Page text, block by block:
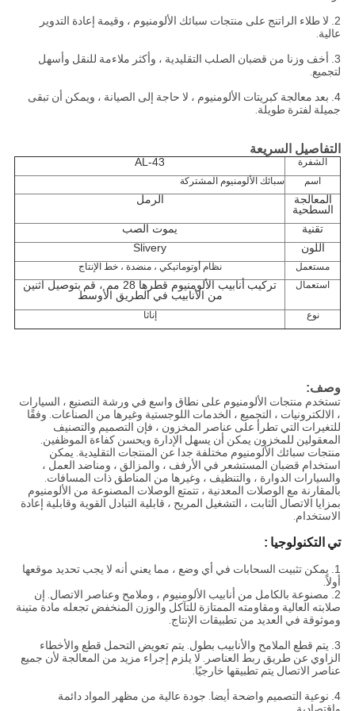
2. لا طلاء الراتنج على منتجات سبائك الألومنيوم ، وقيمة إعادة التدوير
عالية.
3. أخف وزنا من قضبان الصلب التقليدية ، وأكثر ملاءمة للنقل وأسهل
لتجميع.
4. بعد معالجة كبريتات الألومنيوم ، لا حاجة إلى الصيانة ، ويمكن أن تبقى
جميلة لفترة طويلة.
التفاصيل السريعة
الشفرة AL-43
اسم سبائك الألومنيوم المشتركة
المعالجة
السطحية
الرمل
تقنية
يموت الصب
اللون
Slivery
مستعمل
نظام أوتوماتيكي ، منضدة ، خط الإنتاج
استعمال
تركيب أنابيب الألومنيوم قطرها 28 مم ، قم
بتوصيل اثنين
من الأنابيب في الطريق الأوسط
نوع إناثا
وصف:
تستخدم منتجات الألومنيوم على نطاق واسع في ورشة التصنيع ، السيارات
، الالكترونيات ، التجميع ، الخدمات اللوجستية وغيرها من الصناعات. وفقًا
للتغيرات التي تطرأ على عناصر المخزون ، فإن التصميم والتصنيف
المعقولين للمخزون يمكن أن يسهل الإدارة ويحسن كفاءة الموظفين.
منتجات سبائك الألومنيوم مختلفة جدا عن المنتجات التقليدية. يمكن
استخدام قضبان المستشعر في الأرفف ، والمزالق ، ومناضد العمل ،
والسيارات الدوارة ، والتنظيف ، وغيرها من المناطق ذات المسافات.
بالمقارنة مع الوصلات المعدنية ، تتمتع الوصلات المصنوعة من الألومنيوم
بمزايا الاتصال الثابت ، التشغيل المريح ، قابلية التبادل القوية وقابلية إعادة
الاستخدام.
تي التكنولوجيا :
1. يمكن تثبيت السحابات في أي وضع ، مما يعني أنه لا يجب تحديد موقعها
أولاً.
2. مصنوعة بالكامل من أنابيب الألومنيوم ، وملامح وعناصر الاتصال. إن
صلابته العالية ومقاومته الممتازة للتآكل والوزن المنخفض تجعله مادة متينة
وموثوقة في العديد من تطبيقات الإنتاج.
3. يتم قطع الملامح والأنابيب بطول. يتم تعويض التحمل قطع والأخطاء
الزاوي عن طريق ربط العناصر. لا يلزم إجراء مزيد من المعالجة لأن جميع
عناصر الاتصال يتم تطبيقها خارجيًا.
4. نوعية التصميم واضحة أيضا. جودة عالية من مظهر المواد دائمة